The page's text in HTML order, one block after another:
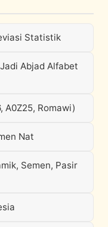
Statistik
Abjad Alfabet
A0Z25, Romawi)
Nat
Semen, Pasir